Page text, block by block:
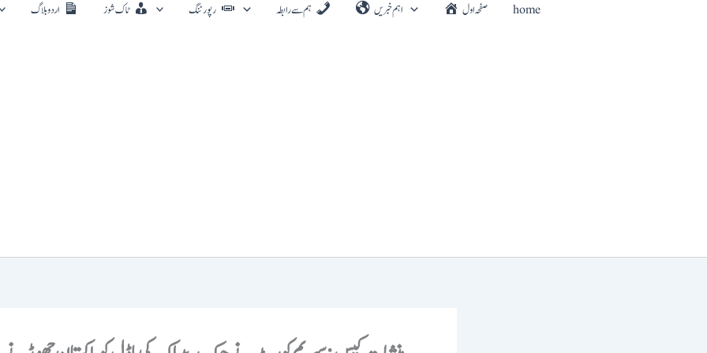
اردو بلاگ ٹاک شوز رپورٹنگ ہم سے رابطہ اہم خبریں صفحہ اول home